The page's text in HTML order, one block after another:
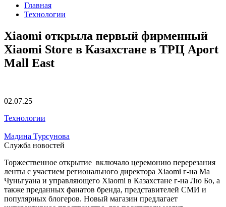
Главная
Технологии
Xiaomi открыла первый фирменный
Xiaomi Store в Казахстане в ТРЦ Aport
Mall East
02.07.25
Технологии
Мадина Турсунова
Служба новостей
Торжественное открытие включало церемонию перерезания
ленты с участием регионального директора Xiaomi г-на Ма
Чуньгуана и управляющего Xiaomi в Казахстане г-на Лю Бо, а
также преданных фанатов бренда, представителей СМИ и
популярных блогеров. Новый магазин предлагает